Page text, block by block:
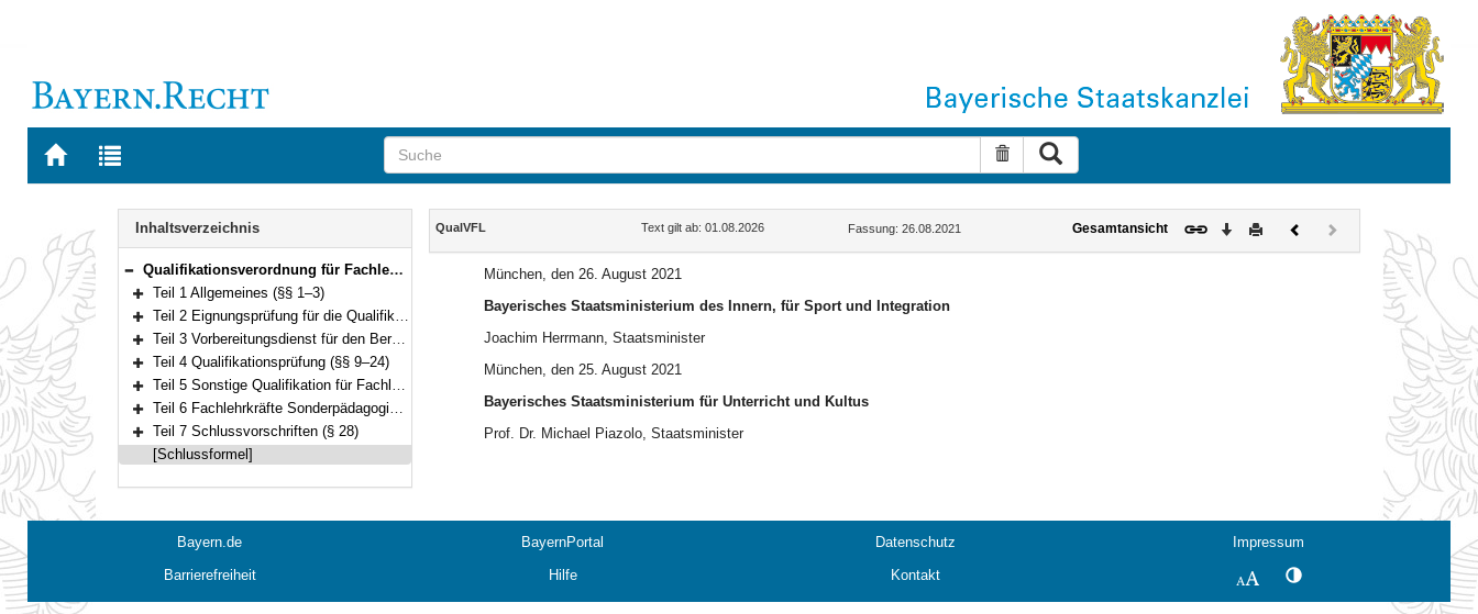
Zur
BAYERN.RECHT
Zur
letzten
Suche zurücksetzen
Navigation
Inhaltsverzeichnis
Bereich reduzieren
Qualifikationsverordnung für Fachlehrkräfte verschiedener Ausbildungsrichtungen an beruflichen Schulen und an Landesfeuerwehrschulen (Qualifikationsverordnung Fachlehrkräfte – QualVFL) Vom 26. August 2021 (GVBl. S. 571) BayRS 2038-3-4-7-6-K/I (§§ 1–28)
Bereich erweitern
Teil 1 Allgemeines (§§ 1–3)
Bereich erweitern
Teil 2 Eignungsprüfung für die Qualifikation zur Fachlehrkraft an beruflichen Schulen (§§ 4–6)
Bereich erweitern
Teil 3 Vorbereitungsdienst für den Bereich der beruflichen Schulen, pädagogische Ausbildung für den Bereich der Landesfeuerwehrschulen (§§ 7–8)
Bereich erweitern
Teil 4 Qualifikationsprüfung (§§ 9–24)
Bereich erweitern
Teil 5 Sonstige Qualifikation für Fachlehrkräfte an beruflichen Schulen (§§ 25–26)
Bereich erweitern
Teil 6 Fachlehrkräfte Sonderpädagogik (§ 27)
Bereich erweitern
Teil 7 Schlussvorschriften (§ 28)
[Schlussformel]
Inhalt
QualVFL Text gilt ab: 01.08.2026 Fassung: 26.08.2021 Gesamtansicht Download
DruckenVorherigesNächstes
Dokument
(inaktiv)
München, den 26. August 2021
Bayerisches Staatsministerium des Innern, für Sport und Integration
Joachim Herrmann, Staatsminister
München, den 25. August 2021
Bayerisches Staatsministerium für Unterricht und Kultus
Prof. Dr. Michael Piazolo, Staatsminister
Bayern.de BayernPortal Datenschutz
Impressum
Barrierefreiheit
Hilfe Kontakt SchriftgrößeKontrastwechsel